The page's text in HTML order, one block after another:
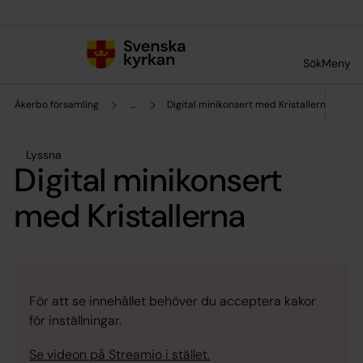
SökMeny
Åkerbo församling ... Digital minikonsert med Kristallerna
Lyssna
Digital minikonsert
med Kristallerna
För att se innehållet behöver du acceptera kakor
för inställningar.
Se videon på Streamio i stället.